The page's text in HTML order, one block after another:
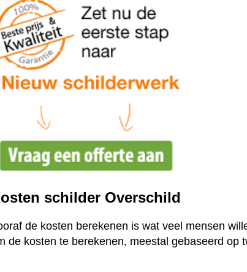
schilder Overschild
de kosten berekenen is wat veel mensen
de kosten te berekenen, meestal gebaseerd op